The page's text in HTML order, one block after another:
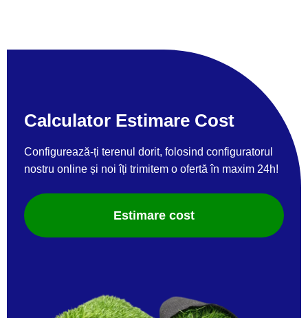
Calculator Estimare Cost
Configurează-ți terenul dorit, folosind configuratorul
nostru online și noi îți trimitem o ofertă în maxim 24h!
Estimare cost